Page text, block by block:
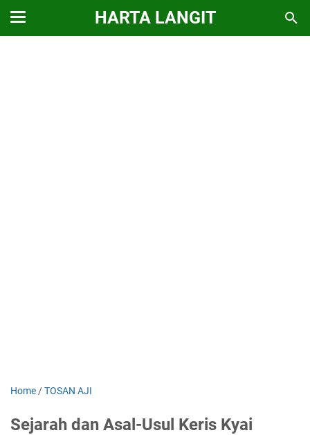
HARTA LANGIT
Home /TOSAN AJI
Sejarah dan Asal-Usul Keris Kyai